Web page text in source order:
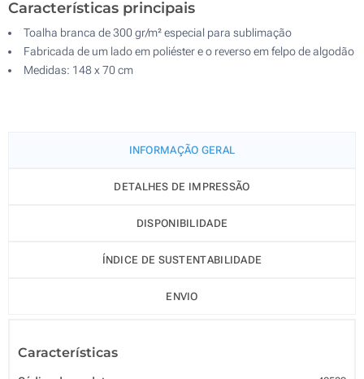
Características principais
Toalha branca de 300 gr/m² especial para sublimação
Fabricada de um lado em poliéster e o reverso em felpo de algodão
Medidas: 148 x 70 cm
INFORMAÇÃO GERAL
DETALHES DE IMPRESSÃO
DISPONIBILIDADE
ÍNDICE DE SUSTENTABILIDADE
ENVIO
Características